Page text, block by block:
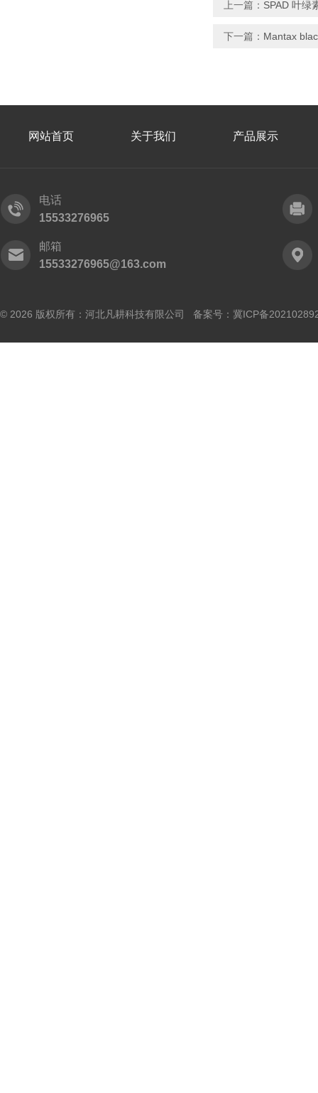
上一篇： SPAD 叶绿
下一篇： Mantax
网站首页 关于我们 产品展示
电话
15533276965
邮箱
15533276965@163.com
© 2026 版权所有：河北凡耕科技有限公司 备案号： 冀ICP备